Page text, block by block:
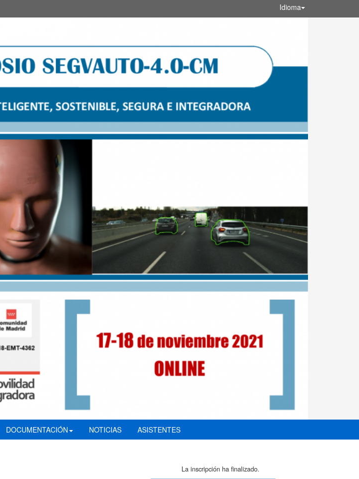
Idioma
DOCUMENTACIÓN NOTICIAS ASISTENTES
La inscripción ha finalizado.